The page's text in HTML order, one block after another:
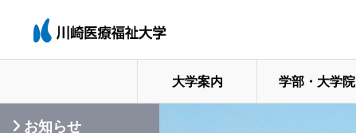
大学案内 学部・大学院
お知らせ